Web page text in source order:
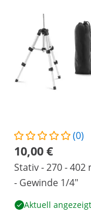
(0)
10,00 €
Stativ - 270 - 402
- Gewinde 1/4"
Aktuell angezeigt